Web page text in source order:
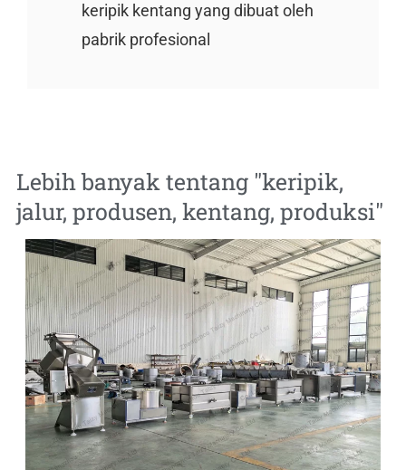
keripik kentang yang dibuat oleh
pabrik profesional
Lebih banyak tentang "keripik,
jalur, produsen, kentang, produksi"